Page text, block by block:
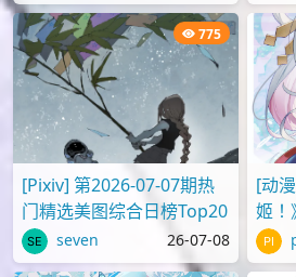
775
[Pixiv] 第2026-07-07期热
门精选美图综合日榜Top20
seven 26-07-08
[动
姬！
图片